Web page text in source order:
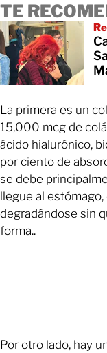
TE
La primera es un
15,000 mcg de
ácido hialurónico,
por ciento de
se debe
llegue al
degradándose sin
forma..
Por otro lado, hay